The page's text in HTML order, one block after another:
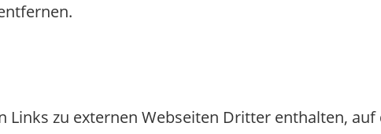
Links zu externen Webseiten Dritter enthalten,